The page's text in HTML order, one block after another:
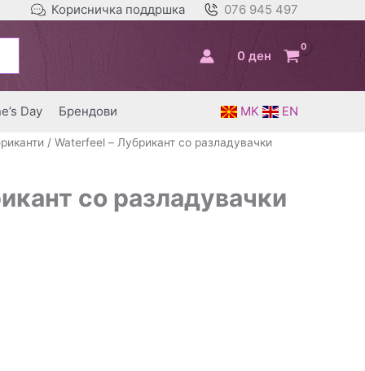
Корисничка поддршка 076 945 497
0 ден
Day Брендови MK EN
/ Waterfeel – Лубрикант со разладувачки
со разладувачки